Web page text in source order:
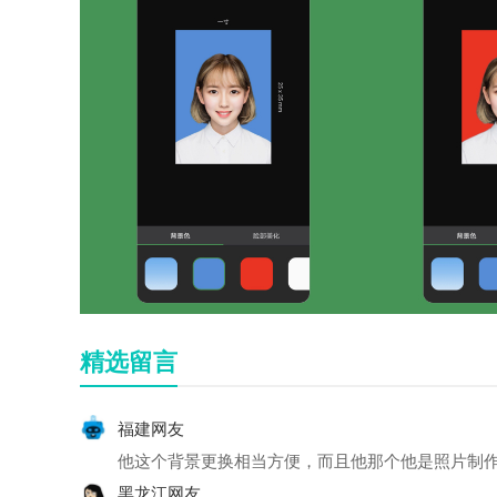
精选留言
福建网友
他这个背景更换相当方便，而且他那个他是照片制
黑龙江网友